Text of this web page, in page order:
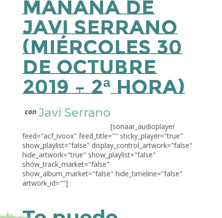
Mañana de
Javi Serrano
(Miércoles 30
de Octubre
2019 – 2ª hora)
con Javi Serrano
[sonaar_audioplayer
feed="acf_ivoox" feed_title="" sticky_player="true"
show_playlist="false" display_control_artwork="false"
hide_artwork="true" show_playlist="false"
show_track_market="false"
show_album_market="false" hide_timeline="false"
artwork_id=""]